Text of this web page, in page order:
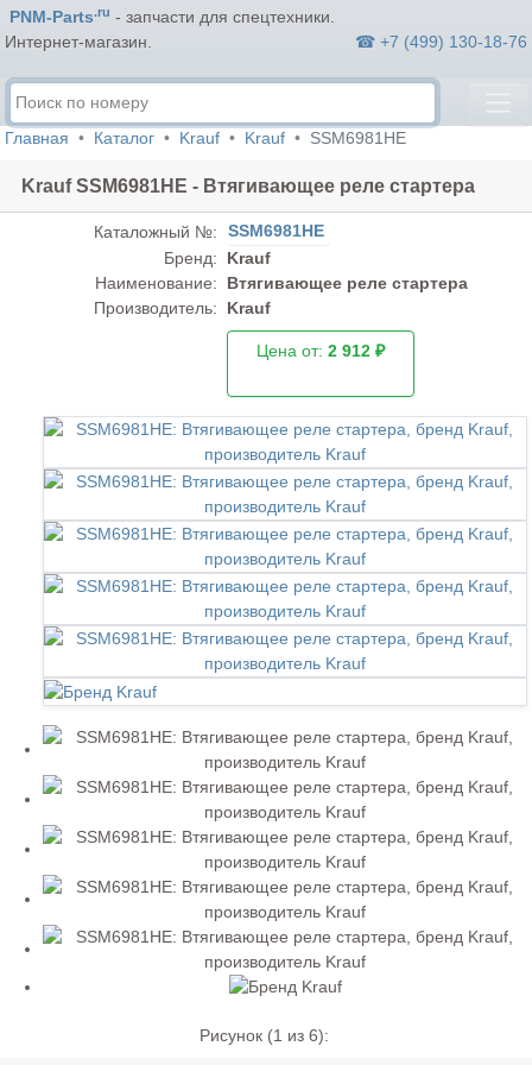
PNM-Parts.ru - запчасти для спецтехники.
Интернет-магазин.
☎ +7 (499) 130-18-76
Главная Каталог Krauf Krauf SSM6981HE
Krauf SSM6981HE - Втягивающее реле стартера
Каталожный №:
SSM6981HE
Бренд:
Krauf
Наименование:
Втягивающее реле стартера
Производитель:
Krauf
Цена от:2 912 ₽
Рисунок (1 из 6):